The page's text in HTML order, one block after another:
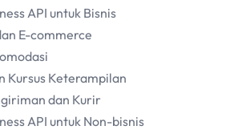
API untuk Bisnis
E-commerce
Kursus Keterampilan
dan Kurir
API untuk Non-bisnis